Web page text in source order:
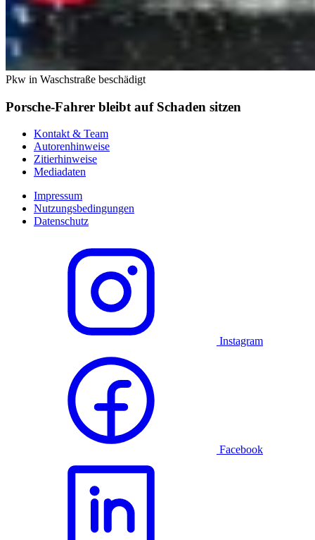
Pkw in Waschstraße beschädigt
Porsche-Fahrer bleibt auf Schaden sitzen
Kontakt & Team
Autorenhinweise
Zitierhinweise
Mediadaten
Impressum
Nutzungsbedingungen
Datenschutz
Instagram
Facebook